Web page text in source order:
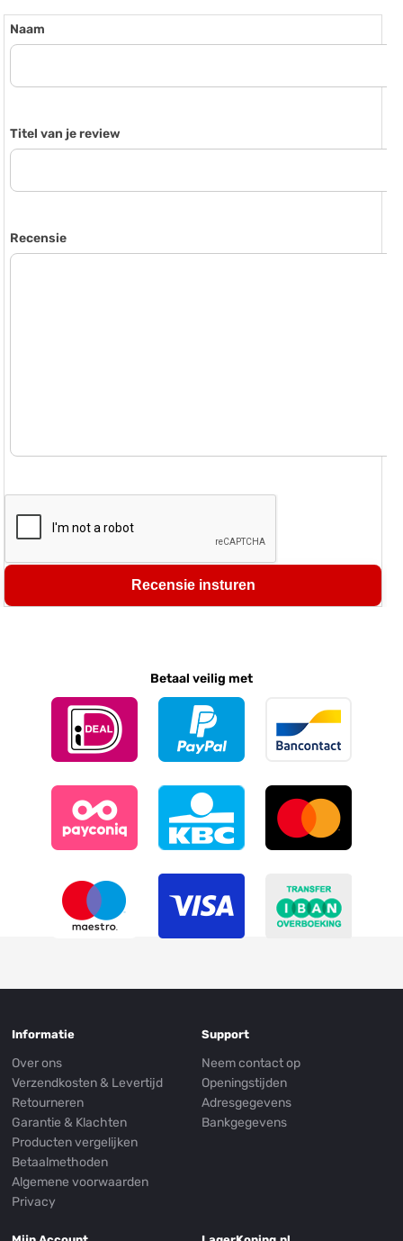
Naam
Titel van je review
Recensie
Recensie insturen
Betaal veilig met
Informatie
Over ons
Verzendkosten & Levertijd
Retourneren
Garantie & Klachten
Producten vergelijken
Betaalmethoden
Algemene voorwaarden
Privacy
Support
Neem contact op
Openingstijden
Adresgegevens
Bankgegevens